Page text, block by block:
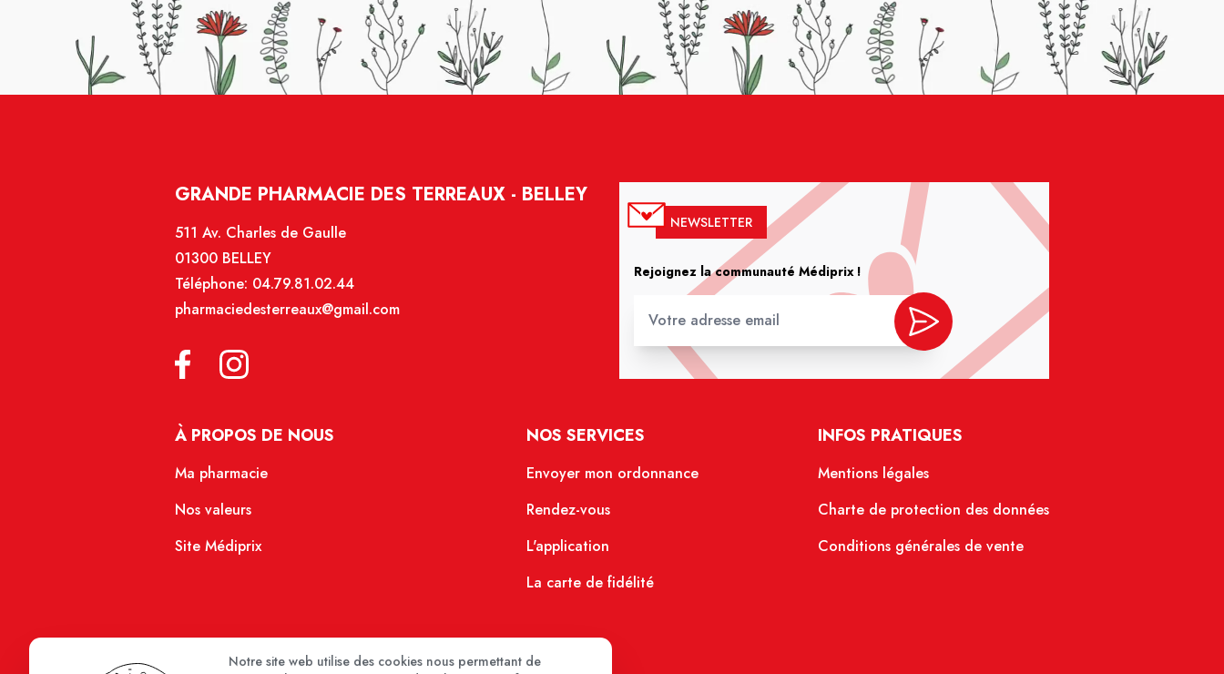
GRANDE PHARMACIE DES TERREAUX - BELLEY
511 Av. Charles de Gaulle
01300 BELLEY
Téléphone: 04.79.81.02.44
pharmaciedesterreaux@gmail.com
NEWSLETTER
Rejoignez la communauté Médiprix !
À PROPOS DE NOUS
Ma pharmacie
Nos valeurs
Site Médiprix
NOS SERVICES
Envoyer mon ordonnance
Rendez-vous
L'application
La carte de fidélité
INFOS PRATIQUES
Mentions légales
Charte de protection des données
Conditions générales de vente
Notre site web utilise des cookies nous permettant de